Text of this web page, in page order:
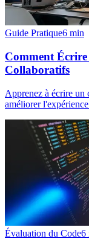
Guide Pratique6 min
Comment
Collaboratifs
Apprenez à écrire
améliorer
Évaluation du Code6